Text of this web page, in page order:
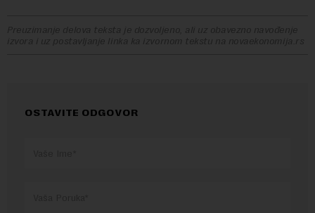
Preuzimanje delova teksta je dozvoljeno, ali uz obavezno navođenje
izvora i uz postavljanje linka ka izvornom tekstu na novaekonomija.rs
OSTAVITE ODGOVOR